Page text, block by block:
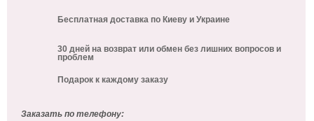
Бесплатная доставка по Киеву и Украине
30 дней на возврат или обмен без лишних вопросов и
проблем
Подарок к каждому заказу
Заказать по телефону: